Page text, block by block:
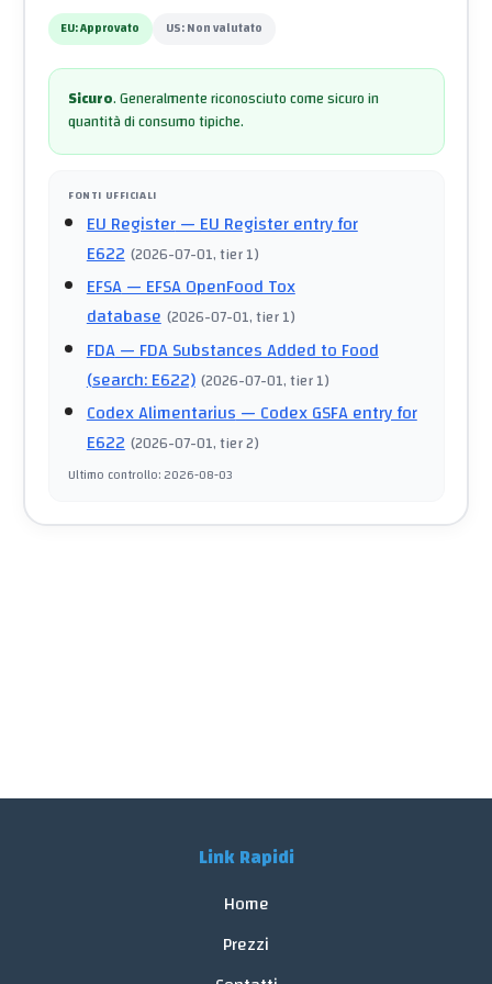
EU:Approvato US:Non valutato
Sicuro.Generalmente riconosciuto come sicuro in
quantità di consumo tipiche.
FONTI UFFICIALI
EU Register— EU Register entry for
E622 (2026-07-01, tier 1)
EFSA— EFSA OpenFood Tox
database (2026-07-01, tier 1)
FDA— FDA Substances Added to Food
(search: E622) (2026-07-01, tier 1)
Codex Alimentarius— Codex GSFA entry for
E622 (2026-07-01, tier 2)
Ultimo controllo:2026-08-03
Link Rapidi
Home
Prezzi